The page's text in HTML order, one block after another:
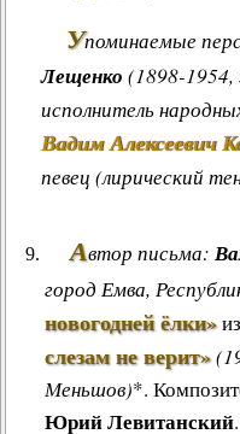
Упоминаемые
Лещенко (1898-1954,
исполнитель
Вадим Алексеевич
певец (лирический
Автор письма:
город Емва,
новогодней ёлки»
слезам не верит»
Меньшов)*.
Юрий Левитанский